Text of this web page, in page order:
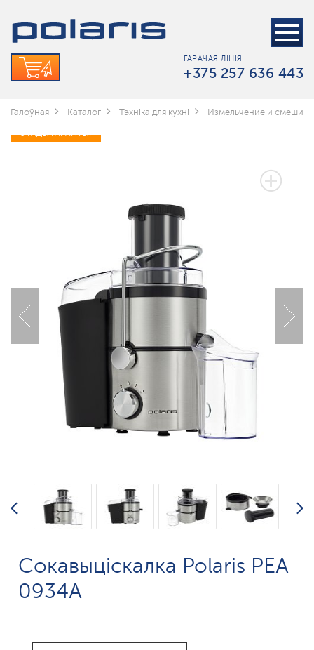
ГАРАЧАЯ ЛІНІЯ
+375 257 636 443
Галоўная Каталог Тэхніка для кухні Измельчение и
3 ГАДЫ ГАРАНТЫІ
Сокавыціскалка Polaris PEA
0934A